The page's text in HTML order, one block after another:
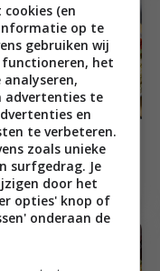
Genieten
#369
(en
op te
gebruiken wij
het
advertenties te
en
te verbeteren.
zoals unieke
surfgedrag. Je
door het
opties' knop of
onderaan de